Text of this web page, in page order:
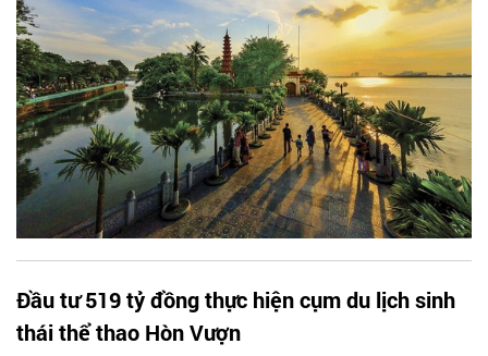
Đầu tư 519 tỷ đồng thực hiện cụm du lịch sinh
thái thể thao Hòn Vượn